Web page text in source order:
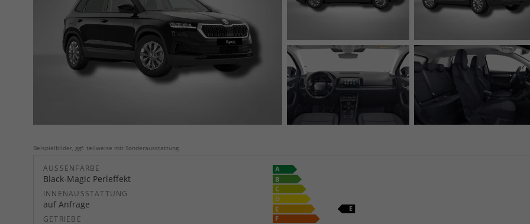
Beispielbilder, ggf. teilweise mit Sonderausstattung
AUSSENFARBE
Black-Magic Perleffekt
INNENAUSSTATTUNG
auf Anfrage
GETRIEBE